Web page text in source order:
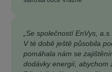
„Se společností EnVys,
V té době ještě působila
pomáhala nám se
dodávky energií, abychom